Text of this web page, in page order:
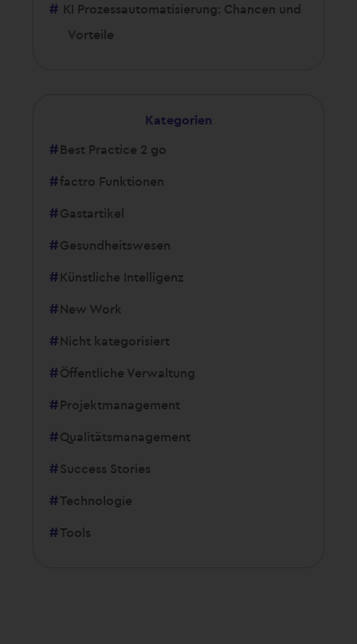
KI Prozessautomatisierung: Chancen und
Vorteile
Kategorien
Best Practice 2 go
factro Funktionen
Gastartikel
Gesundheitswesen
Künstliche Intelligenz
New Work
Nicht kategorisiert
Öffentliche Verwaltung
Projektmanagement
Qualitätsmanagement
Success Stories
Technologie
Tools